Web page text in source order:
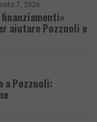
7, 2026
aiutare Pozzuoli e
a Pozzuoli: